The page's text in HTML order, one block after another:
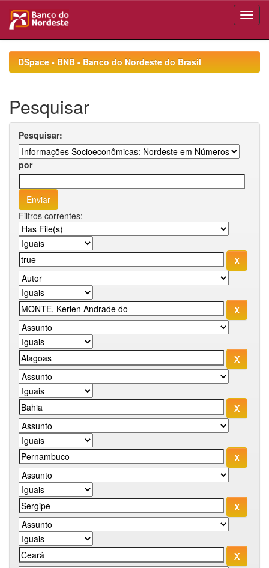
navigationDSpace - BNB - Banco do Nordeste do Brasil
Pesquisar
Pesquisar:
por
Filtros correntes: